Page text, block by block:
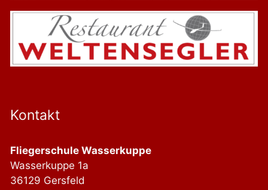
Kontakt
Fliegerschule Wasserkuppe
Wasserkuppe 1a
36129 Gersfeld